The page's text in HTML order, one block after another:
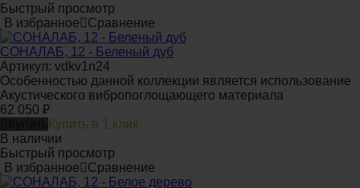
Быстрый просмотр
В избранное
Сравнение
СОНАЛАБ, 12 - Беленый дуб
Артикул: vdkv1n24
Особенностью данной коллекции является использование
Акустического вибропоглощающего материала
62 050 ₽
Купить в 1 клик
В наличии
Быстрый просмотр
В избранное
Сравнение